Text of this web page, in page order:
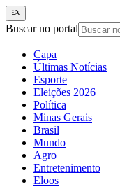
Buscar no portal
Capa
Últimas Notícias
Esporte
Eleições 2026
Política
Minas Gerais
Brasil
Mundo
Agro
Entretenimento
Eloos